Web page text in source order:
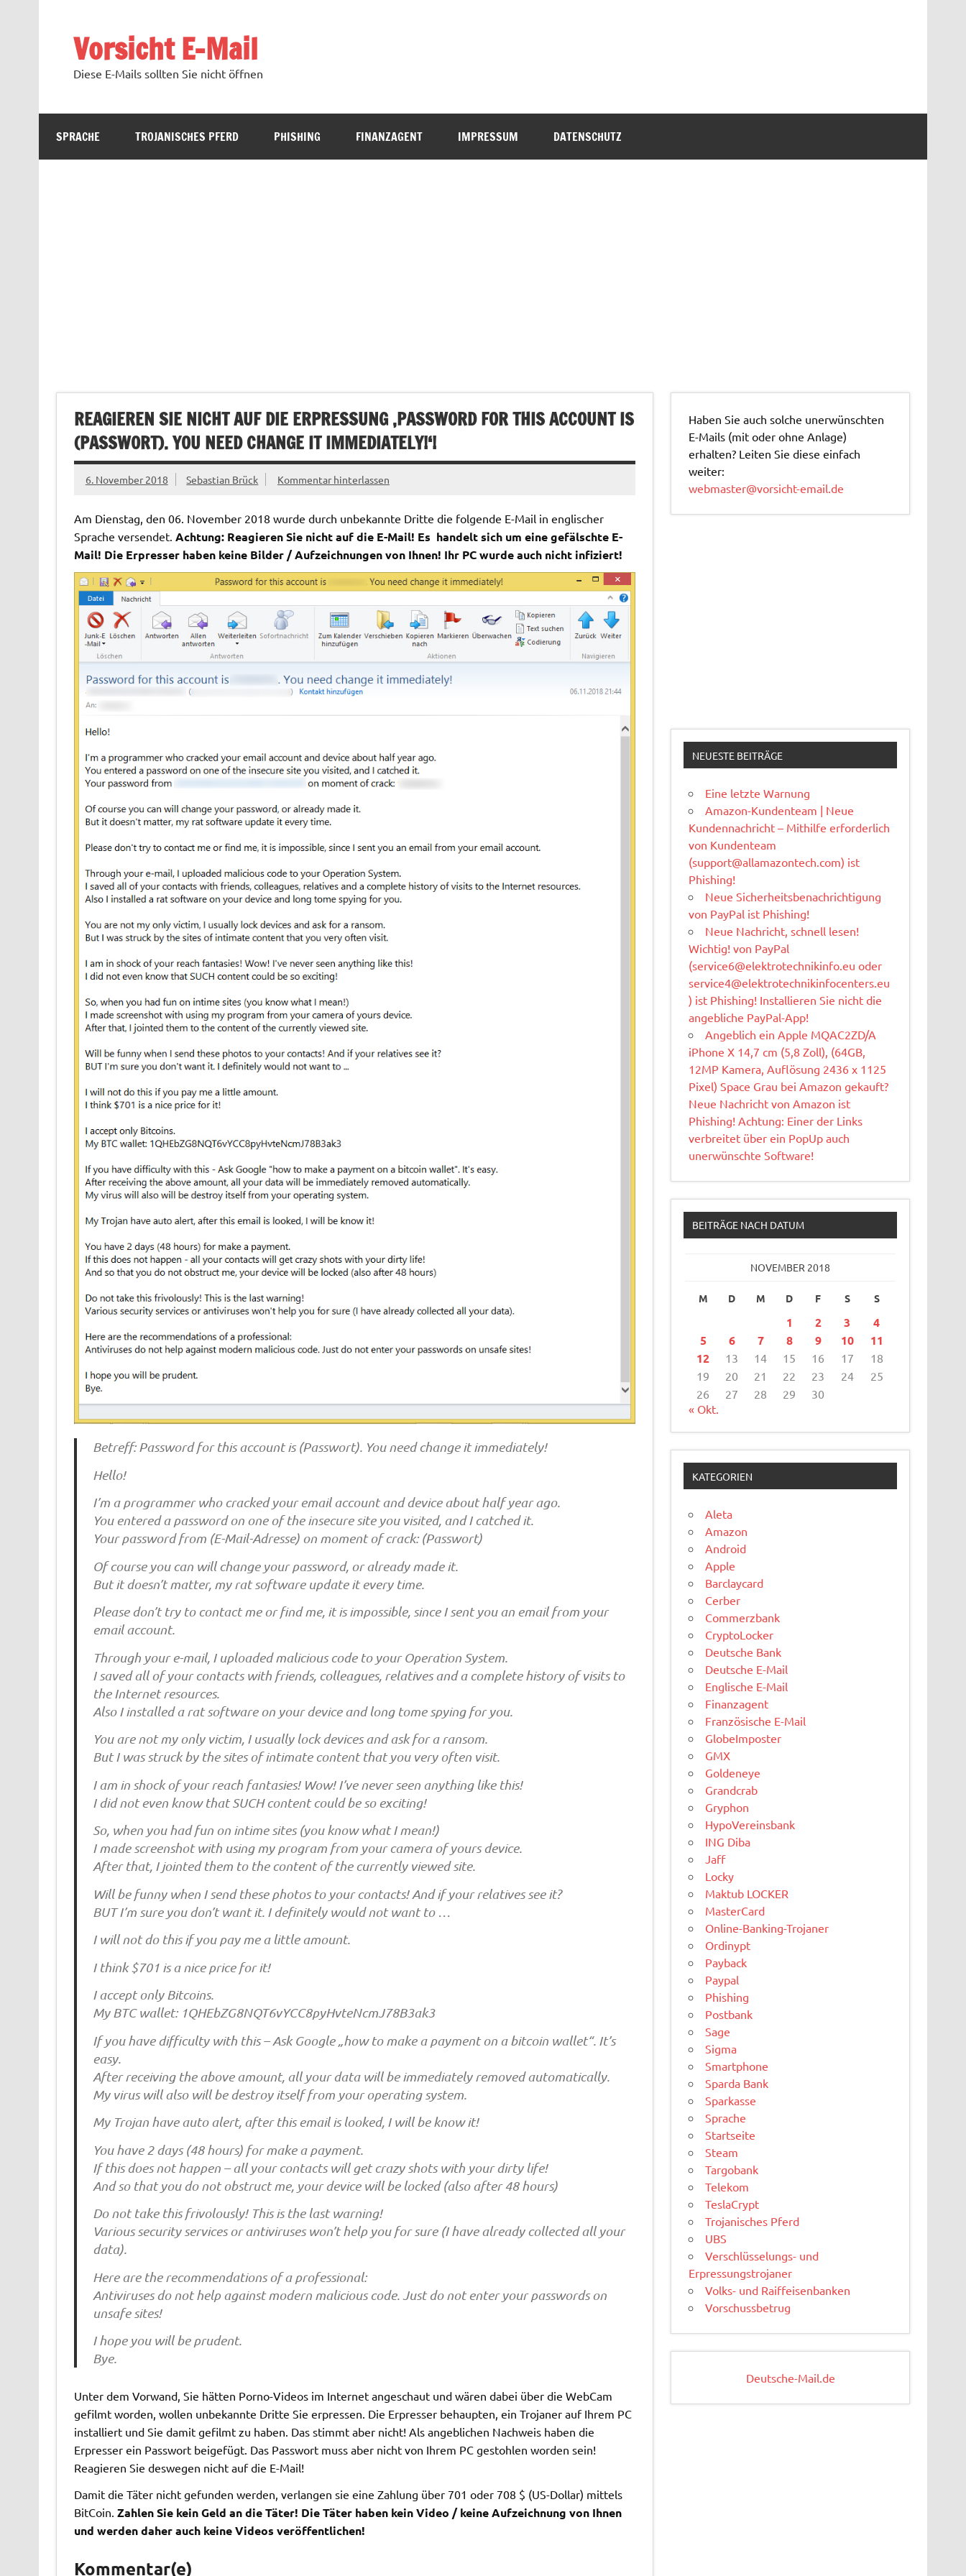
Vorsicht E-Mail
Diese E-Mails sollten Sie nicht öffnen
SPRACHE TROJANISCHES PFERD PHISHING FINANZAGENT IMPRESSUM DATENSCHUTZ
REAGIEREN SIE NICHT AUF DIE ERPRESSUNG ‚PASSWORD FOR THIS ACCOUNT IS
(PASSWORT). YOU NEED CHANGE IT IMMEDIATELY!‘!
6. November 2018 Sebastian Brück Kommentar hinterlassen
Am Dienstag, den 06. November 2018 wurde durch unbekannte Dritte die folgende E-Mail in englischer
Sprache versendet. Achtung: Reagieren Sie nicht auf die E-Mail! Es handelt sich um eine gefälschte E-
Mail! Die Erpresser haben keine Bilder / Aufzeichnungen von Ihnen! Ihr PC wurde auch nicht infiziert!
Betreff: Password for this account is (Passwort). You need change it immediately!
Hello!
I’m a programmer who cracked your email account and device about half year ago.
You entered a password on one of the insecure site you visited, and I catched it.
Your password from (E-Mail-Adresse) on moment of crack: (Passwort)
Of course you can will change your password, or already made it.
But it doesn’t matter, my rat software update it every time.
Please don’t try to contact me or find me, it is impossible, since I sent you an email from your
email account.
Through your e-mail, I uploaded malicious code to your Operation System.
I saved all of your contacts with friends, colleagues, relatives and a complete history of visits to
the Internet resources.
Also I installed a rat software on your device and long tome spying for you.
You are not my only victim, I usually lock devices and ask for a ransom.
But I was struck by the sites of intimate content that you very often visit.
I am in shock of your reach fantasies! Wow! I’ve never seen anything like this!
I did not even know that SUCH content could be so exciting!
So, when you had fun on intime sites (you know what I mean!)
I made screenshot with using my program from your camera of yours device.
After that, I jointed them to the content of the currently viewed site.
Will be funny when I send these photos to your contacts! And if your relatives see it?
BUT I’m sure you don’t want it. I definitely would not want to …
I will not do this if you pay me a little amount.
I think $701 is a nice price for it!
I accept only Bitcoins.
My BTC wallet: 1QHEbZG8NQT6vYCC8pyHvteNcmJ78B3ak3
If you have difficulty with this – Ask Google „how to make a payment on a bitcoin wallet“. It’s
easy.
After receiving the above amount, all your data will be immediately removed automatically.
My virus will also will be destroy itself from your operating system.
My Trojan have auto alert, after this email is looked, I will be know it!
You have 2 days (48 hours) for make a payment.
If this does not happen – all your contacts will get crazy shots with your dirty life!
And so that you do not obstruct me, your device will be locked (also after 48 hours)
Do not take this frivolously! This is the last warning!
Various security services or antiviruses won’t help you for sure (I have already collected all your
data).
Here are the recommendations of a professional:
Antiviruses do not help against modern malicious code. Just do not enter your passwords on
unsafe sites!
I hope you will be prudent.
Bye.
Unter dem Vorwand, Sie hätten Porno-Videos im Internet angeschaut und wären dabei über die WebCam
gefilmt worden, wollen unbekannte Dritte Sie erpressen. Die Erpresser behaupten, ein Trojaner auf Ihrem PC
installiert und Sie damit gefilmt zu haben. Das stimmt aber nicht! Als angeblichen Nachweis haben die
Erpresser ein Passwort beigefügt. Das Passwort muss aber nicht von Ihrem PC gestohlen worden sein!
Reagieren Sie deswegen nicht auf die E-Mail!
Damit die Täter nicht gefunden werden, verlangen sie eine Zahlung über 701 oder 708 $ (US-Dollar) mittels
BitCoin. Zahlen Sie kein Geld an die Täter! Die Täter haben kein Video / keine Aufzeichnung von Ihnen
und werden daher auch keine Videos veröffentlichen!
Kommentar(e)
Haben Sie auch solche unerwünschten
E-Mails (mit oder ohne Anlage)
erhalten? Leiten Sie diese einfach
weiter:
webmaster@vorsicht-email.de
NEUESTE BEITRÄGE
Eine letzte Warnung
Amazon-Kundenteam | Neue
Kundennachricht – Mithilfe erforderlich
von Kundenteam
(support@allamazontech.com) ist
Phishing!
Neue Sicherheitsbenachrichtigung
von PayPal ist Phishing!
Neue Nachricht, schnell lesen!
Wichtig! von PayPal
(service6@elektrotechnikinfo.eu oder
service4@elektrotechnikinfocenters.eu
) ist Phishing! Installieren Sie nicht die
angebliche PayPal-App!
Angeblich ein Apple MQAC2ZD/A
iPhone X 14,7 cm (5,8 Zoll), (64GB,
12MP Kamera, Auflösung 2436 x 1125
Pixel) Space Grau bei Amazon gekauft?
Neue Nachricht von Amazon ist
Phishing! Achtung: Einer der Links
verbreitet über ein PopUp auch
unerwünschte Software!
BEITRÄGE NACH DATUM
NOVEMBER 2018
M D M D F S S
1 2 3
4
5
6 7 8 9 10
11
12
13 14 15 16 17
18
19
20 21 22 23 24
25
26
27 28 29
30
« Okt.
KATEGORIEN
Aleta
Amazon
Android
Apple
Barclaycard
Cerber
Commerzbank
CryptoLocker
Deutsche Bank
Deutsche E-Mail
Englische E-Mail
Finanzagent
Französische E-Mail
GlobeImposter
GMX
Goldeneye
Grandcrab
Gryphon
HypoVereinsbank
ING Diba
Jaff
Locky
Maktub LOCKER
MasterCard
Online-Banking-Trojaner
Ordinypt
Payback
Paypal
Phishing
Postbank
Sage
Sigma
Smartphone
Sparda Bank
Sparkasse
Sprache
Startseite
Steam
Targobank
Telekom
TeslaCrypt
Trojanisches Pferd
UBS
Verschlüsselungs- und
Erpressungstrojaner
Volks- und Raiffeisenbanken
Vorschussbetrug
Deutsche-Mail.de